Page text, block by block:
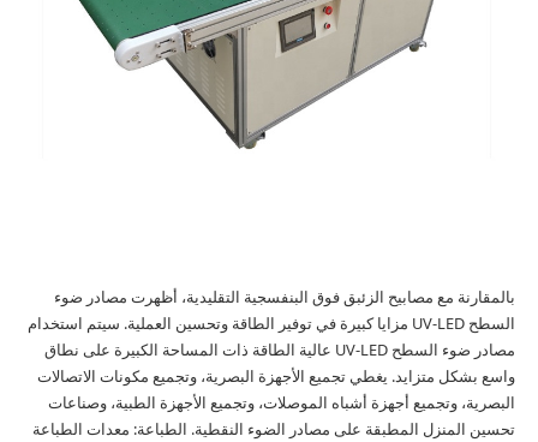
بالمقارنة مع مصابيح الزئبق فوق البنفسجية التقليدية، أظهرت مصادر ضوء
السطح UV-LED مزايا كبيرة في توفير الطاقة وتحسين العملية. سيتم استخدام
مصادر ضوء السطح UV-LED عالية الطاقة ذات المساحة الكبيرة على نطاق
واسع بشكل متزايد. يغطي تجميع الأجهزة البصرية، وتجميع مكونات الاتصالات
البصرية، وتجميع أجهزة أشباه الموصلات، وتجميع الأجهزة الطبية، وصناعات
تحسين المنزل المطبقة على مصادر الضوء النقطية. الطباعة: معدات الطباعة